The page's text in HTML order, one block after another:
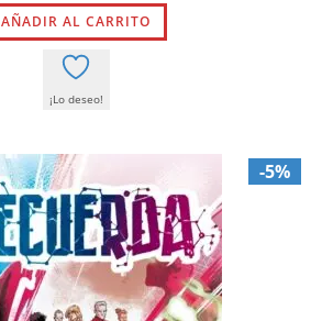
original
era:
20,95 €.
actual
es:
19,90 €.
AÑADIR AL CARRITO
¡Lo deseo!
-5%